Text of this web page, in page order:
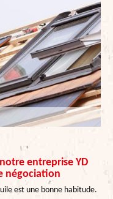
entreprise YD
négociation
est une bonne habitude.